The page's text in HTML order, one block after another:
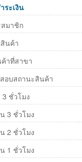
ระเงิน
มาชิก
นค้า
าที่สาขา
อบสถานะสินค้า
3 ชั่วโมง
3 ชั่วโมง
2 ชั่วโมง
1 ชั่วโมง